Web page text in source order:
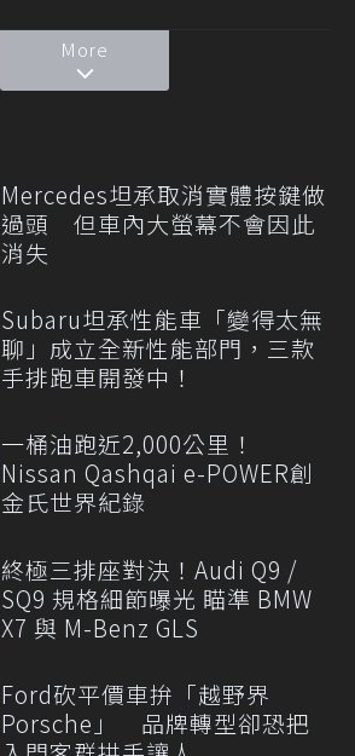
More
Mercedes坦承取消實體按鍵做
過頭 但車內大螢幕不會因此
消失
Subaru坦承性能車「變得太無
聊」成立全新性能部門，三款
手排跑車開發中！
一桶油跑近2,000公里！
Nissan Qashqai e-POWER創
金氏世界紀錄
終極三排座對決！Audi Q9 /
SQ9 規格細節曝光 瞄準 BMW
X7 與 M-Benz GLS
Ford砍平價車拚「越野界
Porsche」 品牌轉型卻恐把